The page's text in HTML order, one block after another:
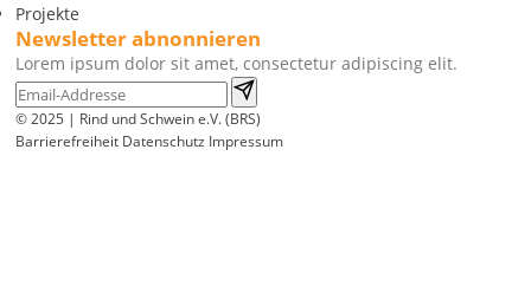
Projekte
Newsletter abnonnieren
Lorem ipsum dolor sit amet, consectetur adipiscing elit.
© 2025 | Rind und Schwein e.V. (BRS)
Barrierefreiheit Datenschutz Impressum